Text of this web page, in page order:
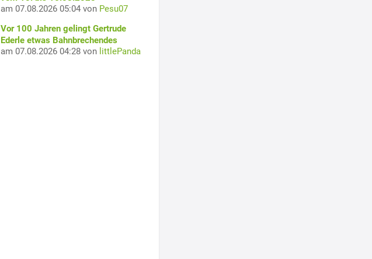
am 07.08.2026 05:04 von Pesu07
Vor 100 Jahren gelingt Gertrude
Ederle etwas Bahnbrechendes
am 07.08.2026 04:28 von littlePanda